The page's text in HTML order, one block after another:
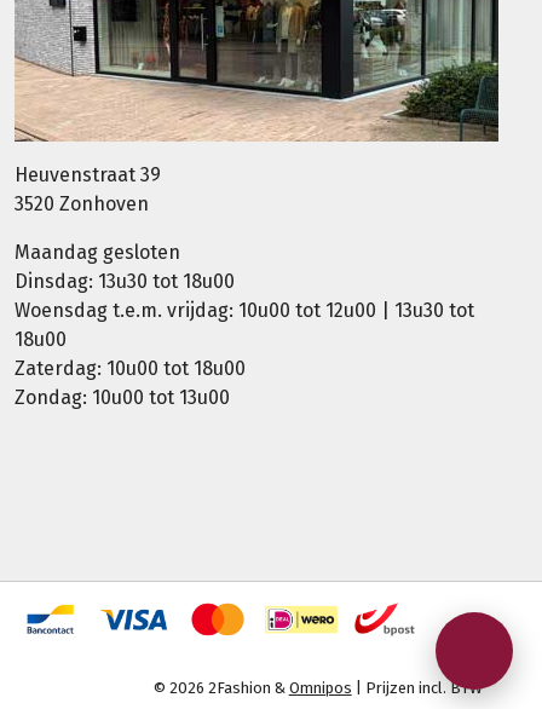
Heuvenstraat 39
3520 Zonhoven
Maandag gesloten
Dinsdag: 13u30 tot 18u00
Woensdag t.e.m. vrijdag: 10u00 tot 12u00 | 13u30 tot
18u00
Zaterdag: 10u00 tot 18u00
Zondag: 10u00 tot 13u00
© 2026 2Fashion & Omnipos | Prijzen incl. BTW